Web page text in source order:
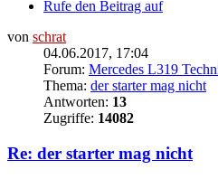
Rufe den Beitrag auf
von schrat
04.06.2017, 17:04
Forum: Mercedes L319
Thema: der starter mag nicht
Antworten: 13
Zugriffe: 14082
Re: der starter mag nicht